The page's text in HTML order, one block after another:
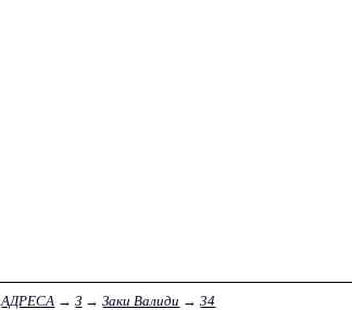
АДРЕСА →З →Заки Валиди →34